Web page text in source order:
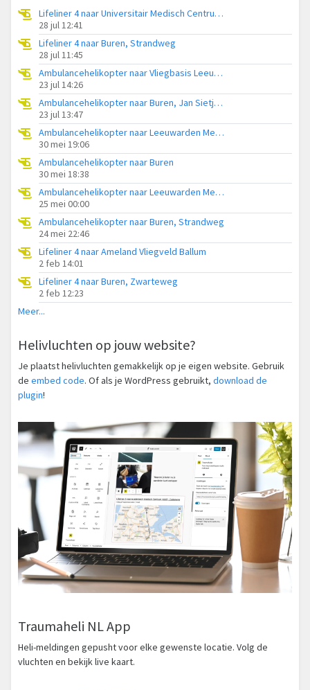
Lifeliner 4 naar Universitair Medisch Centrum Groningen
28 jul 12:41
Lifeliner 4 naar Buren, Strandweg
28 jul 11:45
Ambulancehelikopter naar Vliegbasis Leeuwarden
23 jul 14:26
Ambulancehelikopter naar Buren, Jan Sietjespad
23 jul 13:47
Ambulancehelikopter naar Leeuwarden Medical Center Heliport
30 mei 19:06
Ambulancehelikopter naar Buren
30 mei 18:38
Ambulancehelikopter naar Leeuwarden Medical Center Heliport
25 mei 00:00
Ambulancehelikopter naar Buren, Strandweg
24 mei 22:46
Lifeliner 4 naar Ameland Vliegveld Ballum
2 feb 14:01
Lifeliner 4 naar Buren, Zwarteweg
2 feb 12:23
Meer...
Helivluchten op jouw website?
Je plaatst helivluchten gemakkelijk op je eigen website. Gebruik
de embed code. Of als je WordPress gebruikt, download de
plugin!
Traumaheli NL App
Heli-meldingen gepusht voor elke gewenste locatie. Volg de
vluchten en bekijk live kaart.